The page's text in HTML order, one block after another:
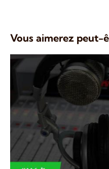
Vous aimerez peut-